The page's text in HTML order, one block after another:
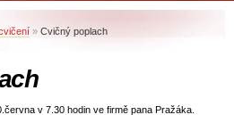
» Cvičný poplach
v 7.30 hodin ve firmě pana Pražáka.